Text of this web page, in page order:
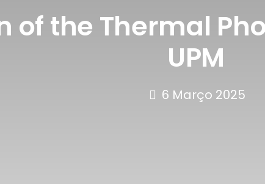
of the Thermal
UPM
6 Março 2025